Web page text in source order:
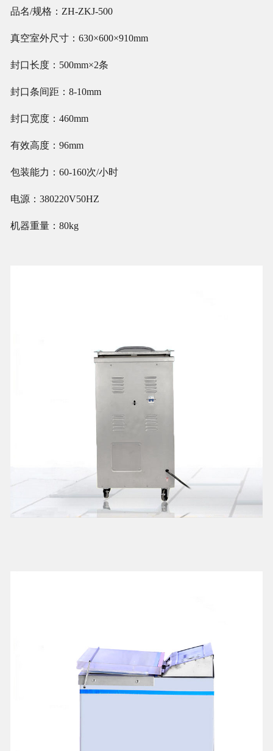
品名/规格：ZH-ZKJ-500
真空室外尺寸：630×600×910mm
封口长度：500mm×2条
封口条间距：8-10mm
封口宽度：460mm
有效高度：96mm
包装能力：60-160次/小时
电源：380220V50HZ
机器重量：80kg